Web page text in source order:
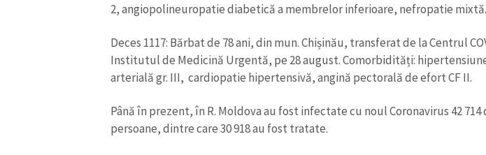
2, angiopolineuropatie diabetică a membrelor inferioare, nefropatie mixtă.
Deces 1117: Bărbat de 78 ani, din mun. Chișinău, transferat de la Centrul
Institutul de Medicină Urgentă, pe 28 august. Comorbidități:
arterială gr. III, cardiopatie hipertensivă, angină pectorală de efort CF II.
Până în prezent, în R. Moldova au fost infectate cu noul Coronavirus 42 714
persoane, dintre care 30 918 au fost tratate.
Fotografie + Încarcă imagine